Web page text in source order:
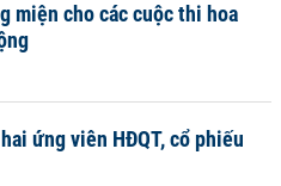
miện cho các cuộc thi hoa
ứng viên HĐQT, cổ phiếu